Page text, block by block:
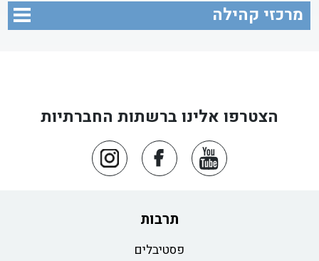
מרכזי קהילה
הצטרפו אלינו ברשתות החברתיות
תרבות
פסטיבלים